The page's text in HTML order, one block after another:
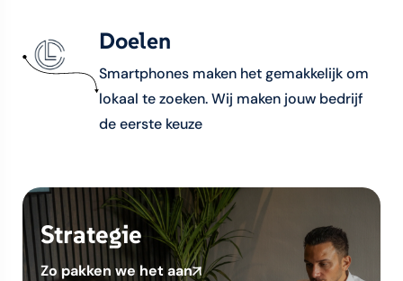
Doelen
Smartphones maken het gemakkelijk om
lokaal te zoeken. Wij maken jouw bedrijf
de eerste keuze
Strategie
Zo pakken we het aan